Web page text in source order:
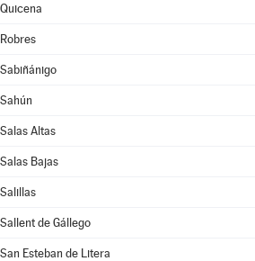
Quicena
Robres
Sabiñánigo
Sahún
Salas Altas
Salas Bajas
Salillas
Sallent de Gállego
San Esteban de Litera